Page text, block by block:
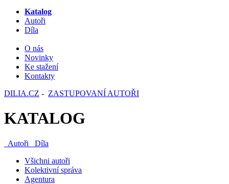
Katalog
Autoři
Díla
O nás
Novinky
Ke stažení
Kontakty
DILIA.CZ - ZASTUPOVANÍ AUTOŘI
KATALOG
Autoři
Díla
Všichni autoři
Kolektivní správa
Agentura